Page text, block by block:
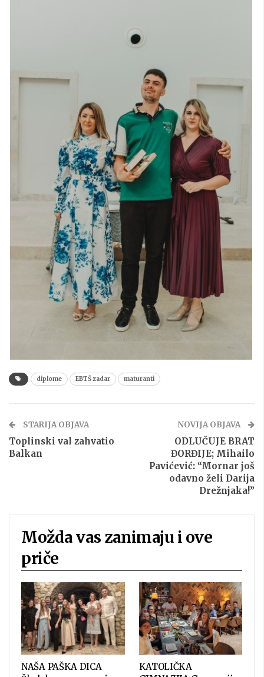
diplome EBTŠ zadar maturanti
STARIJA OBJAVA
Toplinski val zahvatio
Balkan
NOVIJA OBJAVA
ODLUČUJE BRAT
ĐORĐIJE; Mihailo
Pavićević: “Mornar još
odavno želi Darija
Drežnjaka!”
Možda vas zanimaju i ove
priče
NAŠA PAŠKA DICA
KATOLIČKA